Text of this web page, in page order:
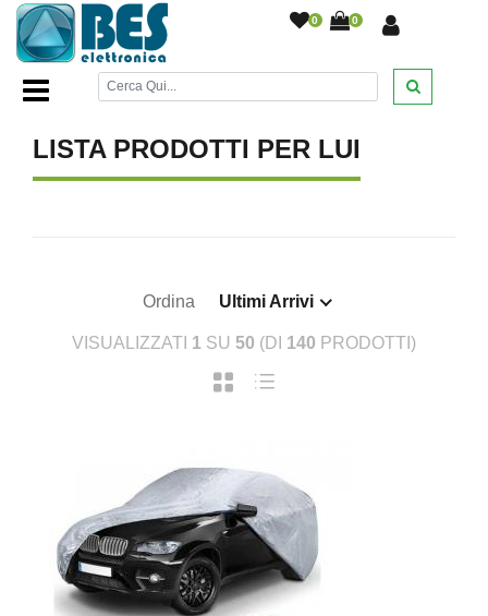
0 0
Home Page/IDEE REGALO
LISTA PRODOTTI PER LUI
Ordina Ultimi Arrivi
VISUALIZZATI 1 SU 50 (DI 140 PRODOTTI)